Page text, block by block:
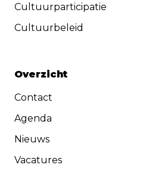
Cultuurparticipatie
Cultuurbeleid
Overzicht
Contact
Agenda
Nieuws
Vacatures